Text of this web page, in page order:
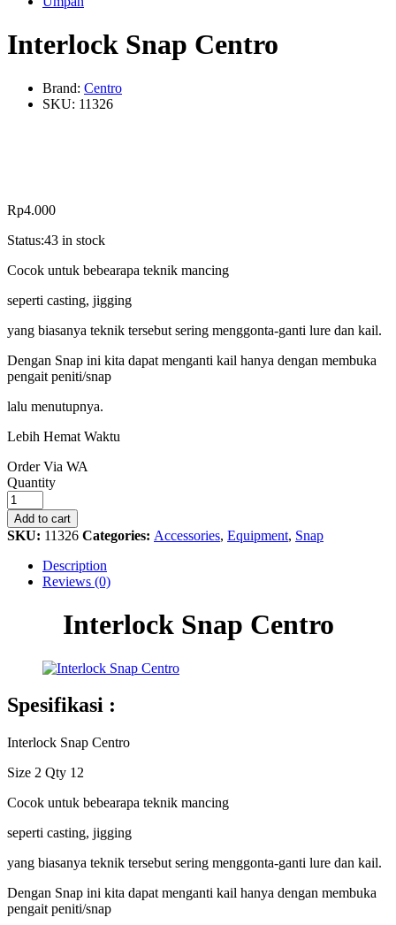
Interlock Snap Centro
Brand: Centro
SKU: 11326
Rp4.000
Status:43 in stock
Cocok untuk bebearapa teknik mancing
seperti casting, jigging
yang biasanya teknik tersebut sering menggonta-ganti lure dan kail.
Dengan Snap ini kita dapat menganti kail hanya dengan membuka
pengait peniti/snap
lalu menutupnya.
Lebih Hemat Waktu
Order Via WA
Interlock
Snap
Centro
quantity
Quantity
Add to cart
SKU: 11326 Categories: Accessories, Equipment, Snap
Description
Reviews (0)
Interlock Snap Centro
Spesifikasi :
Interlock Snap Centro
Size 2 Qty 12
Cocok untuk bebearapa teknik mancing
seperti casting, jigging
yang biasanya teknik tersebut sering menggonta-ganti lure dan kail.
Dengan Snap ini kita dapat menganti kail hanya dengan membuka
pengait peniti/snap